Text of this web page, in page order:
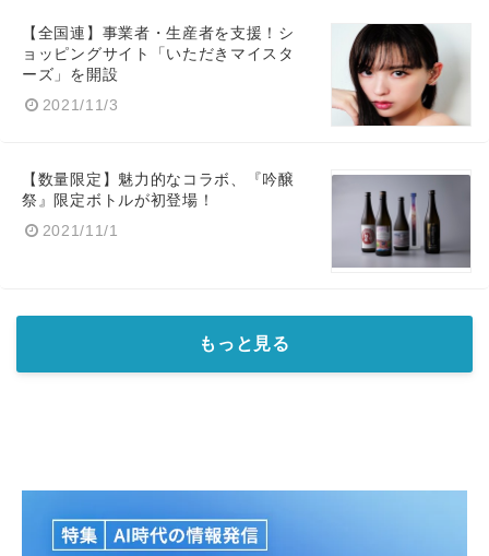
【全国連】事業者・生産者を支援！シ
ョッピングサイト「いただきマイスタ
ーズ」を開設
2021/11/3
【数量限定】魅力的なコラボ、『吟醸
祭』限定ボトルが初登場！
2021/11/1
もっと見る